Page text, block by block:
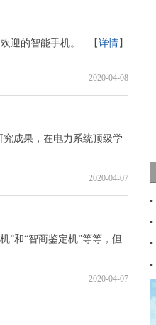
迎的智能手机。...【详情】
2020-04-08
成果，在电力系统顶级学
2020-04-07
”和“智商鉴定机”等等，但
2020-04-07
▪
▪
▪
▪